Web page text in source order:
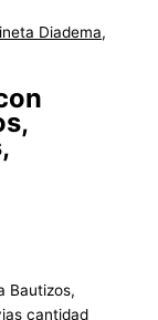
Diadema,
Bautizos,
cantidad